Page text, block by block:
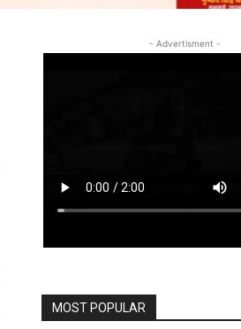
- Advertisment -
MOST POPULAR